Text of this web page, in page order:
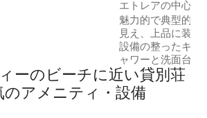
エトレアの中心部
家
魅力的で典型的な
見え、上品に装飾
設備の整ったキッ
ャワーと洗面台付
ムが1部屋、3階に
きのダブルベッド
す。 テレワークを可能にするWI-FI。1階
ーのビーチに近い貸別荘
のアメニティ・設備